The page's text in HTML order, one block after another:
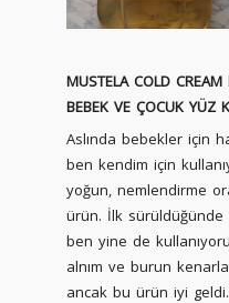
MUSTELA COLD
BEBEK VE ÇOCUK YÜZ
Aslında bebekler için
ben kendim için
yoğun, nemlendirme
ürün. İlk sürüldüğünde
ben yine de
alnım ve burun
ancak bu ürün iyi